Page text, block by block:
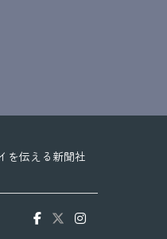
を伝える新聞社